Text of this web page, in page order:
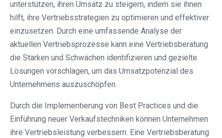
unterstützen, ihren Umsatz zu steigern, indem sie ihnen
hilft, ihre Vertriebsstrategien zu optimieren und effektiver
einzusetzen. Durch eine umfassende Analyse der
aktuellen Vertriebsprozesse kann eine Vertriebsberatung
die Stärken und Schwächen identifizieren und gezielte
Lösungen vorschlagen, um das Umsatzpotenzial des
Unternehmens auszuschöpfen.
Durch die Implementierung von Best Practices und die
Einführung neuer Verkaufstechniken können Unternehmen
ihre Vertriebsleistung verbessern. Eine Vertriebsberatung